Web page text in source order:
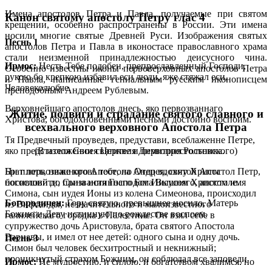
Имена апостолов Петра и Павла, получаемые при святом
крещении, особенно распространены в России. Эти имена
носили многие святые Древней Руси. Изображения святых
апостолов Петра и Павла в иконостасе православного храма
стали неизменной принадлежностью деисусного чина.
Особенно известны иконы первоверховных апостолов Петра
и Павла, написанные гениальным русским иконописцем
преподобным Андреем Рублевым.
Житие, подвиги и страдание святого славного и
всехвального верховного Апостола Петра
(В изложении святителя Димитрия Ростовского)
Брат первозванного Апостола Андрея, святой Апостол Петр,
носивший до призвания Господом Иисусом Христом имя
Симона, сын иудея Ионы из колена Симеонова, происходил
из Вифсаиды, незначительного и малоизвестного
галилейского городка в Палестине. Он взял себе в
супружество дочь Аристовула, брата святого Апостола
Варнавы, и имел от нее детей: одного сына и одну дочь.
Симон был человек бесхитростный и некнижный;
проникнутый страхом Божиим, он соблюдал все заповеди
Канон святому апостолу Петру глас 4
Песнь 1
Ирмос:Несть Тебе подобен, препрославленный Господи,
рукою бо крепкою избавил еси люди, яже стяжал еси,
Человеколюбче.
Верховнейшаго апостолов днесь, яко первозваннаго
Христова, богодохновенными песньми достойно воспоим.
Тя Предвечный проуведев, предустави, всеблаженне Петре,
яко предстателя Своея Церкве и первопрестольника.
Ни плоть, ниже кровь тебе, но Отец вдохну Христа
богословити, Сына истиннаго Бога Вышняго, апостоле.
Богородичен:Гору святую, превышнее носило, Матерь
Божию и Деву истинную по рождестве воспоем.
Песнь 3
Ирмос:Не мудростию, и силою, и богатством хвалимся, но